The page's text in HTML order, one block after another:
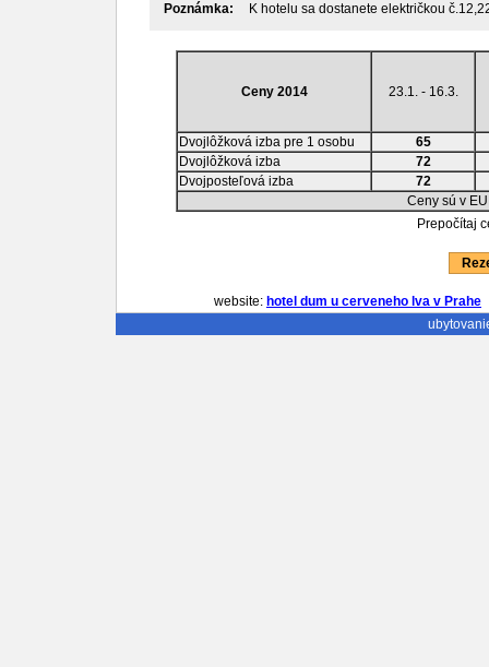
Poznámka:
K hotelu sa dostanete električkou
Ceny 2014 23.1. - 16.3.
Dvojlôžková izba pre 1 osobu
65
Dvojlôžková izba
72
Dvojposteľová izba
72
Ceny sú v
Prepočítaj
website: hotel dum u cerveneho lva v Prahe